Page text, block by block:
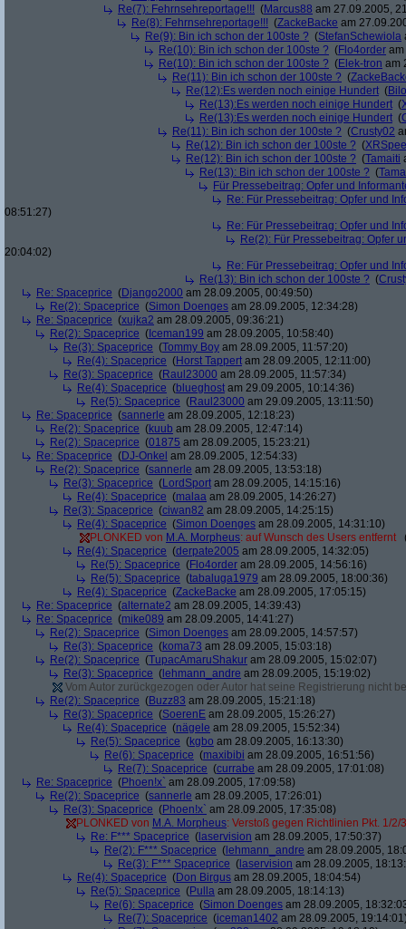
Re(7): Fehrnsehreportage!!! (Marcus88 am 27.09.2005,
Re(8): Fehrnsehreportage!!! (ZackeBacke am
Re(9): Bin ich schon der 100ste ? (StefanSchewiola
Re(10): Bin ich schon der 100ste ? (Flo4order
Re(10): Bin ich schon der 100ste ? (Elek-tron am
Re(11): Bin ich schon der 100ste ? (
Re(12):Es werden noch einige Hundert (
Re(13):Es werden noch einige Hundert (
Re(13):Es werden noch einige Hundert (
Re(11): Bin ich schon der 100ste ? (Crusty02
Re(12): Bin ich schon der 100ste ? (
Re(12): Bin ich schon der 100ste ? (Tamaiti
Re(13): Bin ich schon der 100ste ? (
Für Pressebeitrag: Opfer und
Re: Für Pressebeitrag: Opfer und
08:51:27)
Re: Für Pressebeitrag: Opfer und
Re(2): Für Pressebeitrag: Opfer
20:04:02)
Re: Für Pressebeitrag: Opfer und
Re(13): Bin ich schon der 100ste ? (
Re: Spaceprice (Django2000 am 28.09.2005, 00:49:50)
Re(2): Spaceprice (Simon Doenges am 28.09.2005, 12:34:28)
Re: Spaceprice (xujka2 am 28.09.2005, 09:36:21)
Re(2): Spaceprice ( Iceman199 am 28.09.2005, 10:58:40)
Re(3): Spaceprice (Tommy Boy am 28.09.2005, 11:57:20)
Re(4): Spaceprice (Horst Tappert am 28.09.2005, 12:11:00)
Re(3): Spaceprice (Raul23000 am 28.09.2005, 11:57:34)
Re(4): Spaceprice (blueghost am 29.09.2005, 10:14:36)
Re(5): Spaceprice (Raul23000 am 29.09.2005, 13:11:50)
Re: Spaceprice (sannerle am 28.09.2005, 12:18:23)
Re(2): Spaceprice (kuub am 28.09.2005, 12:47:14)
Re(2): Spaceprice (01875 am 28.09.2005, 15:23:21)
Re: Spaceprice (DJ-Onkel am 28.09.2005, 12:54:33)
Re(2): Spaceprice (sannerle am 28.09.2005, 13:53:18)
Re(3): Spaceprice (LordSport am 28.09.2005, 14:15:16)
Re(4): Spaceprice (malaa am 28.09.2005, 14:26:27)
Re(3): Spaceprice (ciwan82 am 28.09.2005, 14:25:15)
Re(4): Spaceprice (Simon Doenges am 28.09.2005, 14:31:10)
PLONKED von M.A. Morpheus: auf Wunsch des Users entfernt
Re(4): Spaceprice (derpate2005 am 28.09.2005, 14:32:05)
Re(5): Spaceprice (Flo4order am 28.09.2005, 14:56:16)
Re(5): Spaceprice (tabaluga1979 am 28.09.2005, 18:00:36)
Re(4): Spaceprice (ZackeBacke am 28.09.2005, 17:05:15)
Re: Spaceprice (alternate2 am 28.09.2005, 14:39:43)
Re: Spaceprice (mike089 am 28.09.2005, 14:41:27)
Re(2): Spaceprice (Simon Doenges am 28.09.2005, 14:57:57)
Re(3): Spaceprice (koma73 am 28.09.2005, 15:03:18)
Re(2): Spaceprice (TupacAmaruShakur am 28.09.2005, 15:02:07)
Re(3): Spaceprice ( lehmann_andre am 28.09.2005, 15:19:02)
Vom Autor zurückgezogen oder Autor hat seine Registrierung nicht
Re(2): Spaceprice (Buzz83 am 28.09.2005, 15:21:18)
Re(3): Spaceprice (SoerenE am 28.09.2005, 15:26:27)
Re(4): Spaceprice (nägele am 28.09.2005, 15:52:34)
Re(5): Spaceprice (kgbo am 28.09.2005, 16:13:30)
Re(6): Spaceprice (maxibibi am 28.09.2005, 16:51:56)
Re(7): Spaceprice (currabe am 28.09.2005, 17:01:08)
Re: Spaceprice (Phoen!x` am 28.09.2005, 17:09:58)
Re(2): Spaceprice (sannerle am 28.09.2005, 17:26:01)
Re(3): Spaceprice (Phoen!x` am 28.09.2005, 17:35:08)
PLONKED von M.A. Morpheus: Verstoß gegen Richtlinien Pkt. 1/2/
Re: F*** Spaceprice ( laservision am 28.09.2005, 17:50:37)
Re(2): F*** Spaceprice ( lehmann_andre am 28.09.2005,
Re(3): F*** Spaceprice ( laservision am 28.09.2005,
Re(4): Spaceprice (Don Birgus am 28.09.2005, 18:04:54)
Re(5): Spaceprice (Pulla am 28.09.2005, 18:14:13)
Re(6): Spaceprice (Simon Doenges am 28.09.2005,
Re(7): Spaceprice (iceman1402 am 28.09.2005,